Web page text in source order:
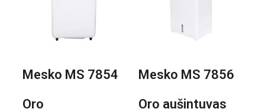
Mesko MS 7854
Oro
Mesko MS 7856
Oro aušintuvas